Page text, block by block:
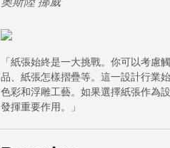
「紙張始終是一大挑戰。你可以考慮
品、紙張怎樣摺疊等。這一設計行業
色彩和浮雕工藝。如果選擇紙張作為
發揮重要作用。」